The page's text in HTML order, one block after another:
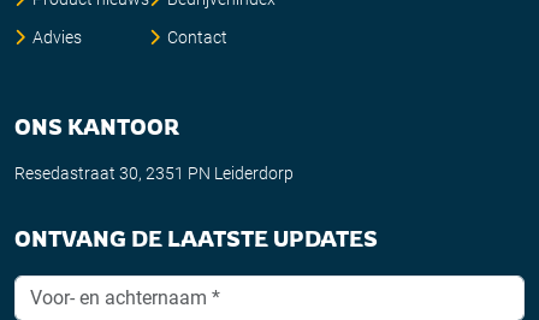
Advies
Contact
ONS KANTOOR
Resedastraat 30, 2351 PN Leiderdorp
ONTVANG DE LAATSTE UPDATES